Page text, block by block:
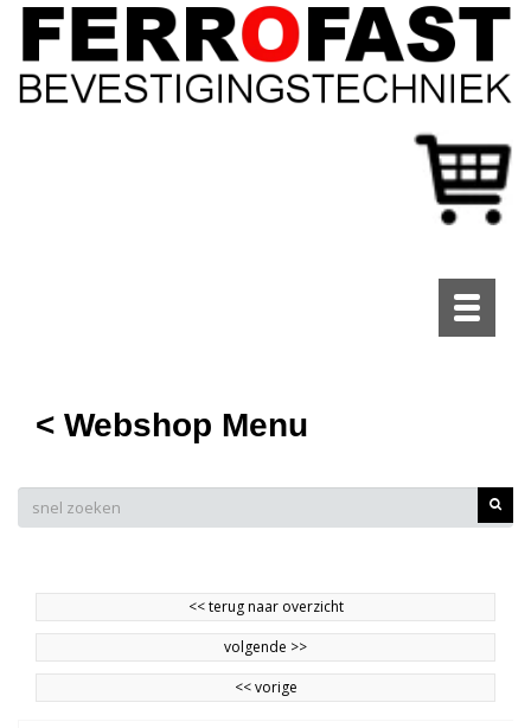
Toggle
< Webshop Menu
<<terug naar overzicht
volgende >>
<<vorige